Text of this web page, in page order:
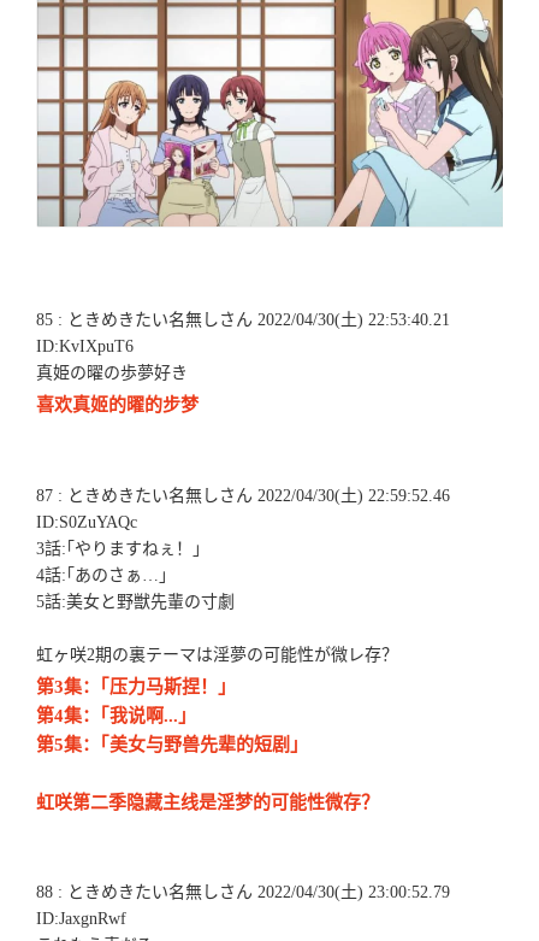
85 : ときめきたい名無しさん 2022/04/30(土) 22:53:40.21
ID:KvIXpuT6
真姫の曜の歩夢好き
喜欢真姬的曜的步梦
87 : ときめきたい名無しさん 2022/04/30(土) 22:59:52.46
ID:S0ZuYAQc
3話:｢やりますねぇ！｣
4話:｢あのさぁ…｣
5話:美女と野獣先輩の寸劇
虹ヶ咲2期の裏テーマは淫夢の可能性が微レ存？
第3集：｢压力马斯捏！｣
第4集：｢我说啊...」
第5集：｢美女与野兽先辈的短剧｣
虹咲第二季隐藏主线是淫梦的可能性微存？
88 : ときめきたい名無しさん 2022/04/30(土) 23:00:52.79
ID:JaxgnRwf